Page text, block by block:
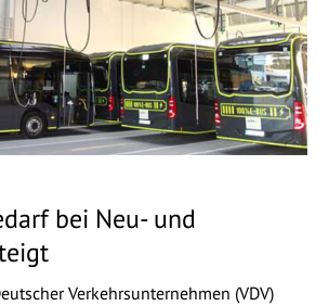
bei Neu- und
Verkehrsunternehmen (VDV)